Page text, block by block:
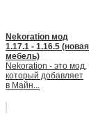
Nekoration мод
1.17.1 - 1.16.5 (новая
мебель)
Nekoration - это мод,
который добавляет
в Майн...